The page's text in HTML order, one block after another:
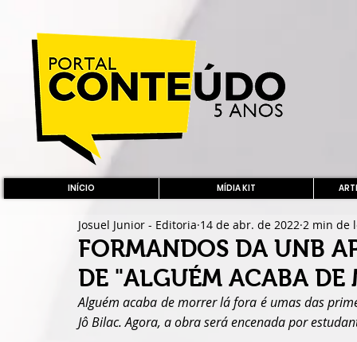
INÍCIO MÍDIA KIT
FORMANDOS DA UNB
DE "ALGUÉM ACABA DE
Josuel Junior - Editoria 14 de abr. de 2022 2 min de
Alguém acaba de morrer lá fora é umas das
Jô Bilac. Agora, a obra será encenada por